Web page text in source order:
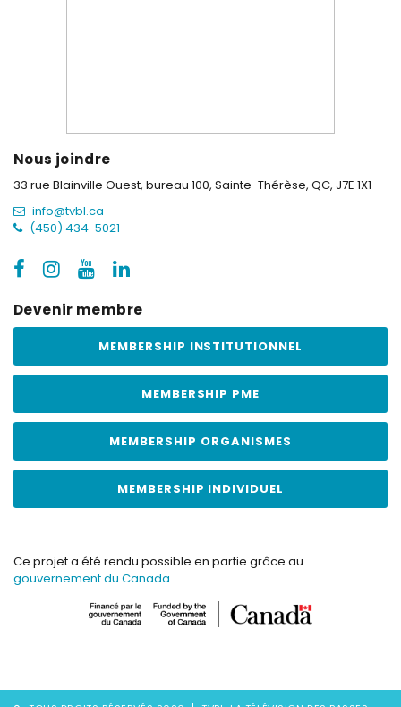
Nous joindre
33 rue Blainville Ouest, bureau 100, Sainte-Thérèse, QC, J7E 1X1
info@tvbl.ca
(450) 434-5021
Devenir membre
MEMBERSHIP INSTITUTIONNEL
MEMBERSHIP PME
MEMBERSHIP ORGANISMES
MEMBERSHIP INDIVIDUEL
Ce projet a été rendu possible en partie grâce au
gouvernement du Canada